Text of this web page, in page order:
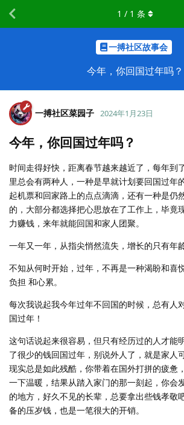
一搏社区故事会
今年，你回国过年吗？
1 / 1 条
一搏社区菜园子 2024年1月23日
今年，你回国过年吗？
时间走得好快，距离春节越来越近了，每年到
里总会有两种人，一种是早就计划要回国过年
起机票和回家路上的点点滴滴，还有一种是仍
的，大部分都选择把心思放在了工作上，毕竟
力赚钱，来年就能回国和家人团聚。
一年又一年，从指尖悄然流失，增长的只有年龄
不知从何时开始，过年，不再是一种渴盼和喜
负担 和心累。
每次我说起我今年过年不回国的时候，总有人
国过年！
这句话说起来很容易，但只有经历过的人才能
了很少的钱回国过年，别说外人了，就是家人
现实总是如此残酷，你带着在国外打拼的疲惫
一下温暖，结果从踏入家门的那一刻起，你会
的地方，好久不见的长辈，总要拿出些钱孝敬
备的压岁钱，也是一笔很大的开销。